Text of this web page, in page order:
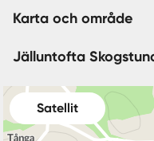
Karta och område
Jälluntofta
Satellit